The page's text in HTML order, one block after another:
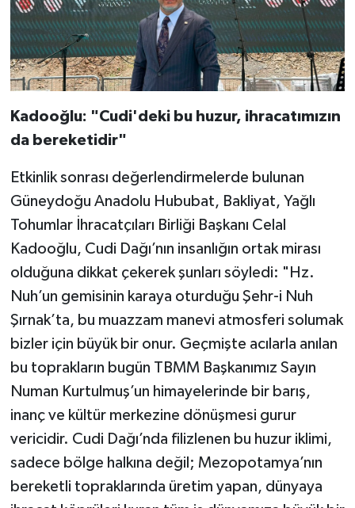
Kadooğlu: "Cudi'deki bu huzur, ihracatımızın
da bereketidir"
Etkinlik sonrası değerlendirmelerde bulunan
Güneydoğu Anadolu Hububat, Bakliyat, Yağlı
Tohumlar İhracatçıları Birliği Başkanı Celal
Kadooğlu, Cudi Dağı’nın insanlığın ortak mirası
olduğuna dikkat çekerek şunları söyledi: "Hz.
Nuh’un gemisinin karaya oturduğu Şehr-i Nuh
Şırnak’ta, bu muazzam manevi atmosferi solumak
bizler için büyük bir onur. Geçmişte acılarla anılan
bu toprakların bugün TBMM Başkanımız Sayın
Numan Kurtulmuş’un himayelerinde bir barış,
inanç ve kültür merkezine dönüşmesi gurur
vericidir. Cudi Dağı’nda filizlenen bu huzur iklimi,
sadece bölge halkına değil; Mezopotamya’nın
bereketli topraklarında üretim yapan, dünyaya